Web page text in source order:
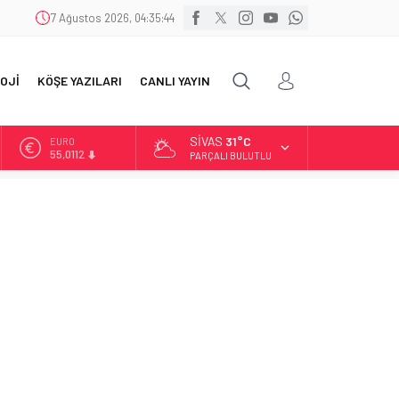
7 Ağustos 2026, 04:35:45
KÖŞE YAZILARI CANLI YAYIN
ALTIN
6.519,97
SIVAS 31°C
PARÇALI BULUTLU